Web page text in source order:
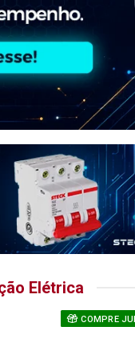
Elétrica
COMPRE